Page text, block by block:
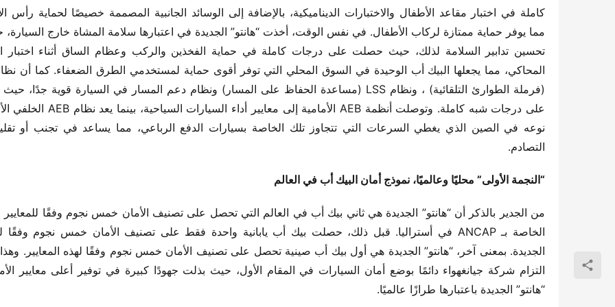
التصادم.
“النجمة الأولى” محليًا وعالميًا، نموذج أمان البيك أب في العالم
“هانتو” الجديدة باعتبارها طرازًا عالميًا.